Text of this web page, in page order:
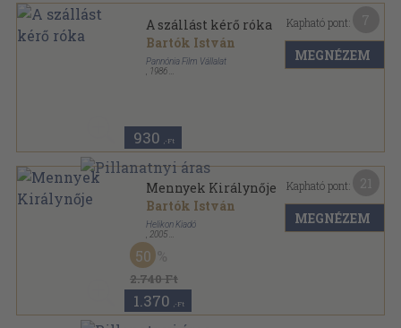
A szállást kérő róka
Bartók István
Pannónia Film Vállalat
1986
930 ,-Ft
Kapható pont:
MEGNÉZEM
Mennyek Királynője
Bartók István
Helikon Kiadó
2005
Fűzött papírkötés
Paletta sorozat
2.740 Ft
50
1.370 ,-Ft
Kapható pont:
MEGNÉZEM